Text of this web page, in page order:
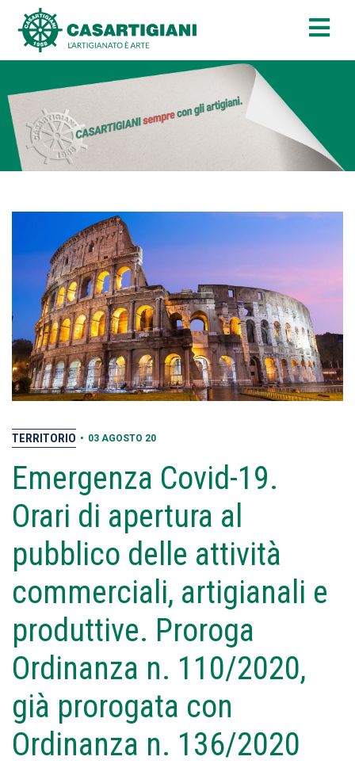
TERRITORIO • 03 AGOSTO 20
Emergenza Covid-19.
Orari di apertura al
pubblico delle attività
commerciali, artigianali e
produttive. Proroga
Ordinanza n. 110/2020,
già prorogata con
Ordinanza n. 136/2020